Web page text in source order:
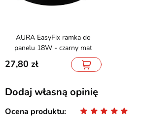
AURA EasyFix ramka do
panelu 18W - czarny mat
27,80
Dodaj własną opinię
Ocena produktu